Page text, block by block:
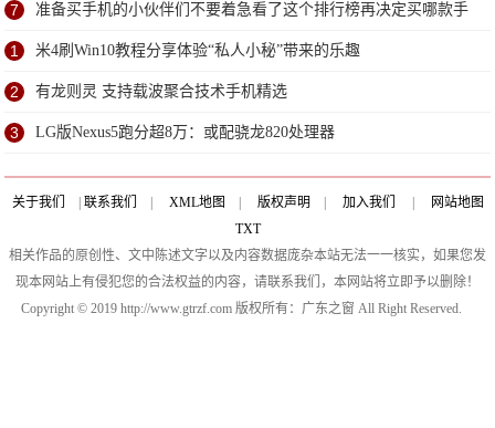
7 准备买手机的小伙伴们不要着急看了这个排行榜再决定买哪款手
机吧
1 米4刷Win10教程分享体验“私人小秘”带来的乐趣
2 有龙则灵 支持载波聚合技术手机精选
3 LG版Nexus5跑分超8万：或配骁龙820处理器
关于我们 联系我们 XML地图 版权声明 加入我们
网站地图
TXT
相关作品的原创性、文中陈述文字以及内容数据庞杂本站无法一一核实，如果您发
现本网站上有侵犯您的合法权益的内容，请联系我们，本网站将立即予以删除！
Copyright © 2019 http://www.gtrzf.com 版权所有：广东之窗 All Right Reserved.